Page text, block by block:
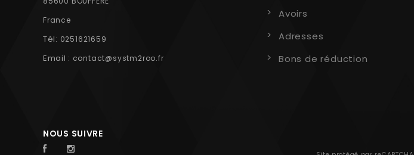
France
Tél: 0251621659
Email : contact@systm2roo.fr
Avoirs
Adresses
Bons de réduction
NOUS SUIVRE